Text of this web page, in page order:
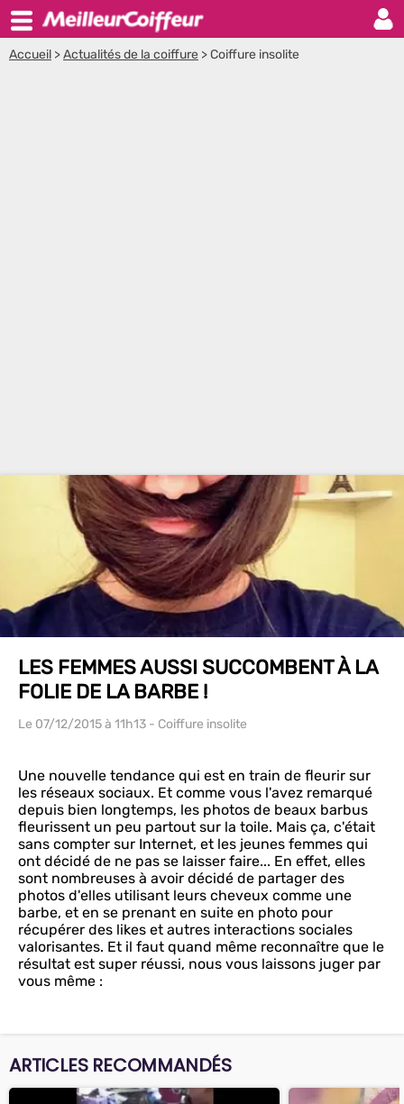
Accueil >Actualités de la coiffure >Coiffure insolite
LES FEMMES AUSSI SUCCOMBENT À LA
FOLIE DE LA BARBE !
Le 07/12/2015à 11h13 - Coiffure insolite
Une nouvelle tendance qui est en train de fleurir sur
les réseaux sociaux. Et comme vous l'avez remarqué
depuis bien longtemps, les photos de beaux barbus
fleurissent un peu partout sur la toile. Mais ça, c'était
sans compter sur Internet, et les jeunes femmes qui
ont décidé de ne pas se laisser faire... En effet, elles
sont nombreuses à avoir décidé de partager des
photos d'elles utilisant leurs cheveux comme une
barbe, et en se prenant en suite en photo pour
récupérer des likes et autres interactions sociales
valorisantes. Et il faut quand même reconnaître que le
résultat est super réussi, nous vous laissons juger par
vous même :
ARTICLES RECOMMANDÉS